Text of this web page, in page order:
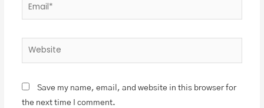
Save my name, email, and website in this browser for
the next time I comment.